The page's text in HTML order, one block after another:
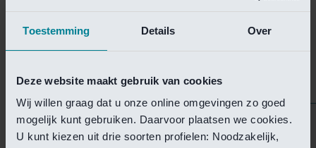
Toestemming Details Over
Deze website maakt gebruik van cookies
Wij willen graag dat u onze online omgevingen zo goed
mogelijk kunt gebruiken. Daarvoor plaatsen we cookies.
U kunt kiezen uit drie soorten profielen: Noodzakelijk,
Helaas is deze pagina